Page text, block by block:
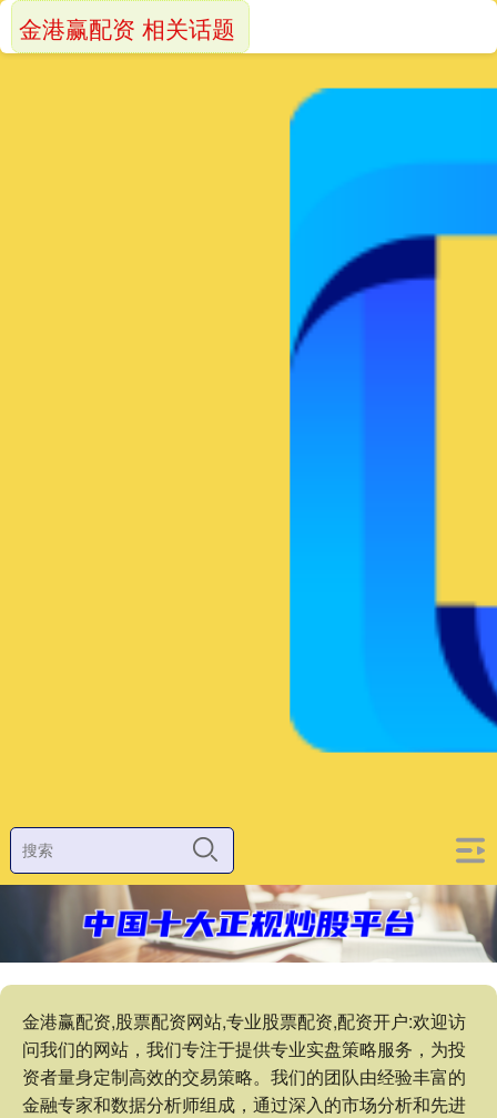
金港赢配资,股票配资网站,专业股票配资,配资开户:欢迎访
问我们的网站，我们专注于提供专业实盘策略服务，为投
资者量身定制高效的交易策略。我们的团队由经验丰富的
金融专家和数据分析师组成，通过深入的市场分析和先进
金港赢配资 相关话题